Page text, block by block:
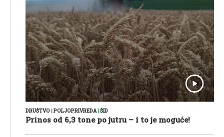
DRUŠTVO|POLJOPRIVREDA|ŠID
Prinos od 6,3 tone po jutru – i to je moguće!